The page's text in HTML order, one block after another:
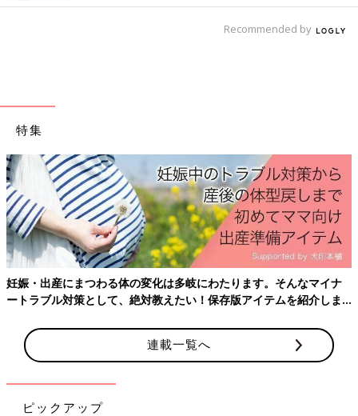
Recommended by
特集
妊娠・出産にまつわる体の変化は多岐にわたります。そんなマイナ
ートラブル対策として、絶対教えたい！保存版アイテムを紹介しま
連載一覧へ
ピックアップ